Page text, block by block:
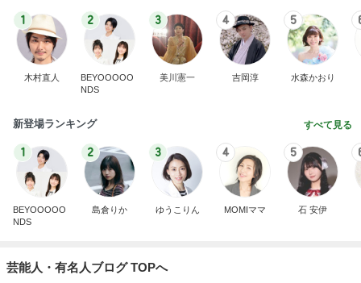
1
木村直人
2
BEYOOOOO
NDS
3
美川憲一
4
吉岡淳
5
水森かおり
新登場ランキング すべて見る
1
BEYOOOOO
NDS
2
島倉りか
3
ゆうこりん
4
MOMIママ
5
石 安伊
芸能人・有名人ブログ TOPへ